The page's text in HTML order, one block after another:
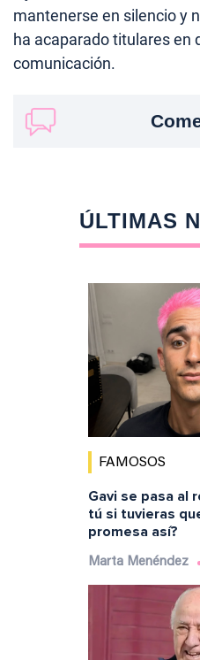
mantenerse en silencio y
ha acaparado titulares en
comunicación.
ÚLTIMAS
FAMOSOS
Gavi se pasa al
tú si tuvieras
promesa así?
Marta Menéndez